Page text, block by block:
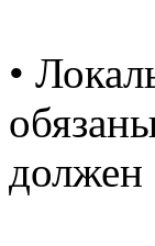
•
должен